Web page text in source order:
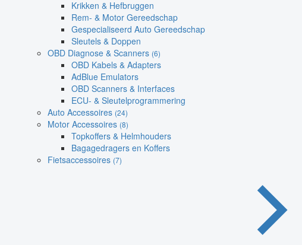
Krikken & Hefbruggen
Rem- & Motor Gereedschap
Gespecialiseerd Auto Gereedschap
Sleutels & Doppen
OBD Diagnose & Scanners (6)
OBD Kabels & Adapters
AdBlue Emulators
OBD Scanners & Interfaces
ECU- & Sleutelprogrammering
Auto Accessoires (24)
Motor Accessoires (8)
Topkoffers & Helmhouders
Bagagedragers en Koffers
Fietsaccessoires (7)